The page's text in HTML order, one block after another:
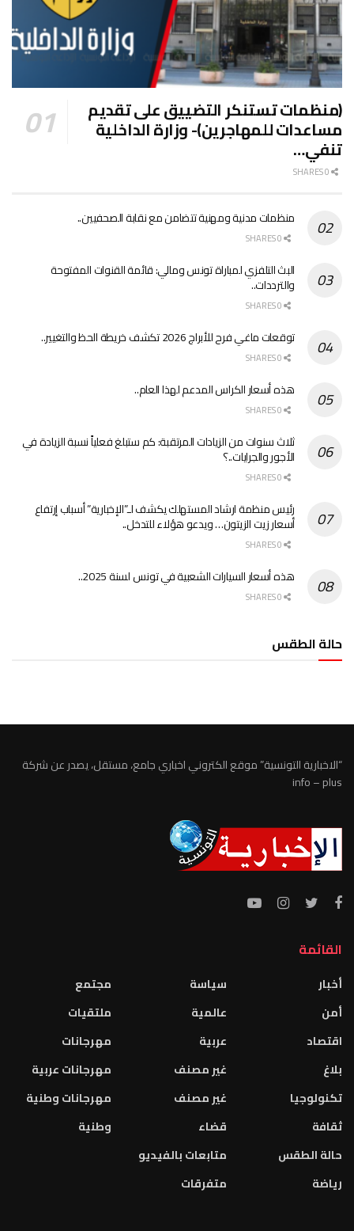
(منظمات تستنكر التضييق على تقديم
مساعدات للمهاجرين)- وزارة الداخلية
تنفي…
منظمات مدنية ومهنية تتضامن مع نقابة الصحفيين..
البث التلفزي لمباراة تونس ومالي: قائمة القنوات المفتوحة
والترددات..
توقعات ماغي فرح للأبراج 2026 تكشف خريطة الحظ والتغيير..
هذه أسعار الكراس المدعم لهذا العام..
ثلاث سنوات من الزيادات المرتقبة: كم ستبلغ فعلياً نسبة الزيادة في
الأجور والجرايات..؟
رئيس منظمة ارشاد المستهلك يكشف لـ”الإخبارية” أسباب إرتفاع
أسعار زيت الزيتون… ويدعو هؤلاء للتدخل..
هذه أسعار السيارات الشعبية في تونس لسنة 2025..
حالة الطقس
“الاخبارية التونسية” موقع الكتروني اخباري جامع، مستقل، يصدر عن شركة
info – plus
القائمة
أخبار
أمن
اقتصاد
بلاغ
تكنولوجيا
ثقافة
حالة الطقس
رياضة
سياسة
عالمية
عربية
غير مصنف
غير مصنف
قضاء
متابعات بالفيديو
متفرقات
مجتمع
ملتقيات
مهرجانات
مهرجانات عربية
مهرجانات وطنية
وطنية